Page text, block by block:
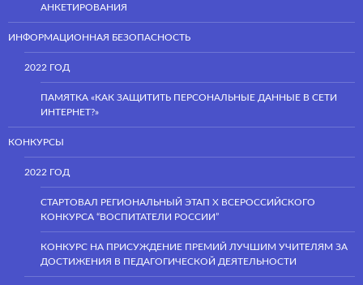
АНКЕТИРОВАНИЯ
ИНФОРМАЦИОННАЯ БЕЗОПАСНОСТЬ
2022 ГОД
ПАМЯТКА «КАК ЗАЩИТИТЬ ПЕРСОНАЛЬНЫЕ ДАННЫЕ В СЕТИ
ИНТЕРНЕТ?»
КОНКУРСЫ
2022 ГОД
СТАРТОВАЛ РЕГИОНАЛЬНЫЙ ЭТАП Х ВСЕРОССИЙСКОГО
КОНКУРСА “ВОСПИТАТЕЛИ РОССИИ”
КОНКУРС НА ПРИСУЖДЕНИЕ ПРЕМИЙ ЛУЧШИМ УЧИТЕЛЯМ ЗА
ДОСТИЖЕНИЯ В ПЕДАГОГИЧЕСКОЙ ДЕЯТЕЛЬНОСТИ